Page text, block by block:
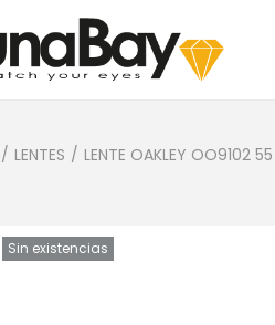
/ LENTES / LENTE OAKLEY OO9102
Sin existencias